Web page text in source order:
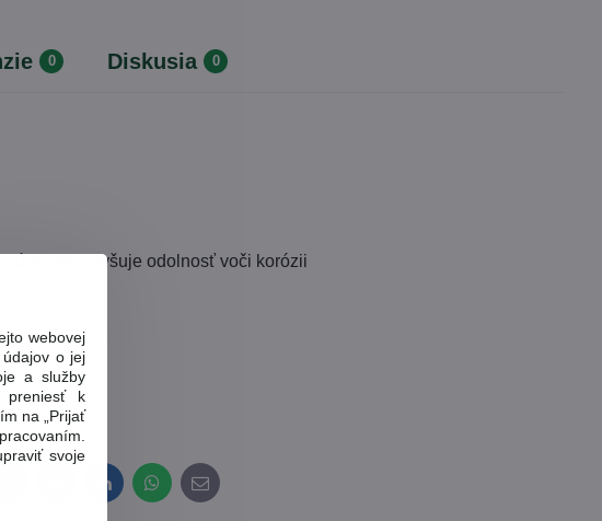
0 Diskusia 0
úpravou zvyšuje odolnosť voči korózii
LinkedInWhatsApp
E-
mail
webovej
o jej
a služby
preniesť k
na „Prijať
svoje